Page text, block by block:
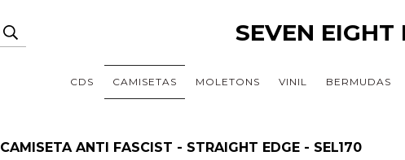
SEVEN EIGHT
CDS CAMISETAS MOLETONS VINIL BERMUDAS
CAMISETA ANTI FASCIST - STRAIGHT EDGE - SEL170